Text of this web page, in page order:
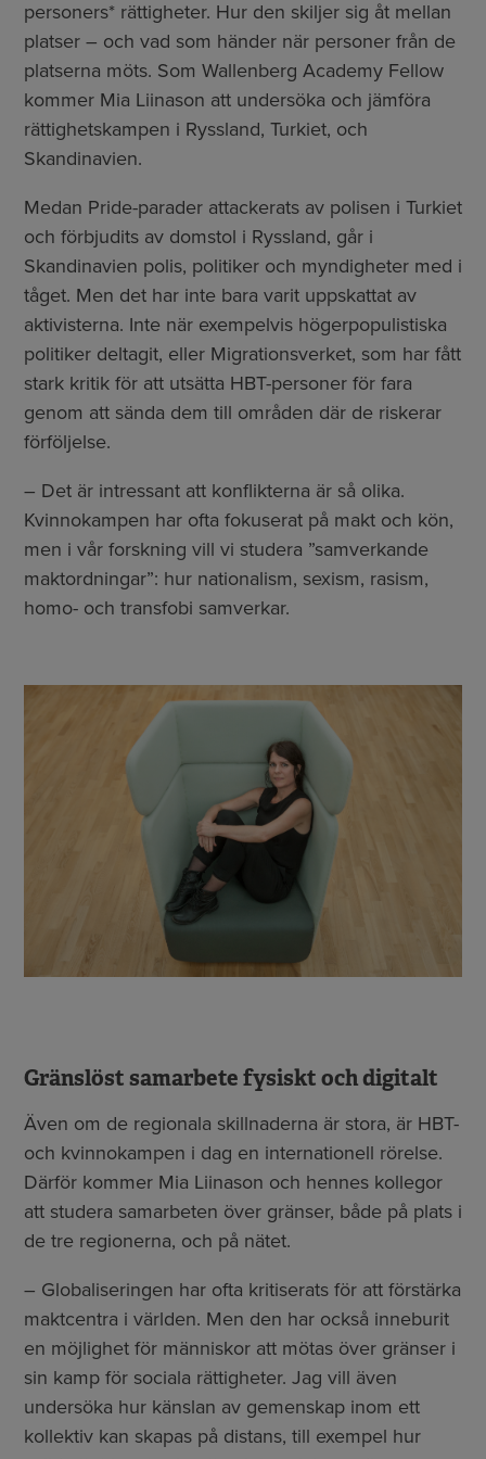
personers* rättigheter. Hur den skiljer sig åt mellan
platser – och vad som händer när personer från de
platserna möts. Som Wallenberg Academy Fellow
kommer Mia Liinason att undersöka och jämföra
rättighetskampen i Ryssland, Turkiet, och
Skandinavien.
Medan Pride-parader attackerats av polisen i Turkiet
och förbjudits av domstol i Ryssland, går i
Skandinavien polis, politiker och myndigheter med i
tåget. Men det har inte bara varit uppskattat av
aktivisterna. Inte när exempelvis högerpopulistiska
politiker deltagit, eller Migrationsverket, som har fått
stark kritik för att utsätta HBT-personer för fara
genom att sända dem till områden där de riskerar
förföljelse.
– Det är intressant att konflikterna är så olika.
Kvinnokampen har ofta fokuserat på makt och kön,
men i vår forskning vill vi studera ”samverkande
maktordningar”: hur nationalism, sexism, rasism,
homo- och transfobi samverkar.
Gränslöst samarbete fysiskt och digitalt
Även om de regionala skillnaderna är stora, är HBT-
och kvinnokampen i dag en internationell rörelse.
Därför kommer Mia Liinason och hennes kollegor
att studera samarbeten över gränser, både på plats i
de tre regionerna, och på nätet.
– Globaliseringen har ofta kritiserats för att förstärka
maktcentra i världen. Men den har också inneburit
en möjlighet för människor att mötas över gränser i
sin kamp för sociala rättigheter. Jag vill även
undersöka hur känslan av gemenskap inom ett
kollektiv kan skapas på distans, till exempel hur